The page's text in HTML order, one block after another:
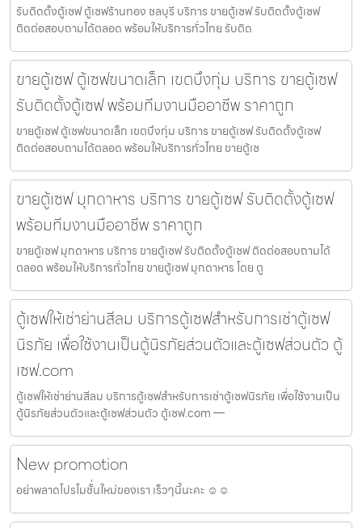
รับติดตั้งตู้เซฟ ตู้เซฟร้านทอง ชลบุรี บริการ ขายตู้เซฟ รับติดตั้งตู้เซฟ
ติดต่อสอบถามได้ตลอด พร้อมให้บริการทั่วไทย รับติด
ขายตู้เซฟ ตู้เซฟขนาดเล็ก เขตบึงกุ่ม บริการ ขายตู้เซฟ
รับติดตั้งตู้เซฟ พร้อมทีมงานมืออาชีพ ราคาถูก
ขายตู้เซฟ ตู้เซฟขนาดเล็ก เขตบึงกุ่ม บริการ ขายตู้เซฟ รับติดตั้งตู้เซฟ
ติดต่อสอบถามได้ตลอด พร้อมให้บริการทั่วไทย ขายตู้เซ
ขายตู้เซฟ มุกดาหาร บริการ ขายตู้เซฟ รับติดตั้งตู้เซฟ
พร้อมทีมงานมืออาชีพ ราคาถูก
ขายตู้เซฟ มุกดาหาร บริการ ขายตู้เซฟ รับติดตั้งตู้เซฟ ติดต่อสอบถามได้
ตลอด พร้อมให้บริการทั่วไทย ขายตู้เซฟ มุกดาหาร โดย ตู
ตู้เซฟให้เช่าย่านสีลม บริการตู้เซฟสำหรับการเช่าตู้เซฟ
นิรภัย เพื่อใช้งานเป็นตู้นิรภัยส่วนตัวและตู้เซฟส่วนตัว ตู้
เซฟ.com
ตู้เซฟให้เช่าย่านสีลม บริการตู้เซฟสำหรับการเช่าตู้เซฟนิรภัย เพื่อใช้งานเป็น
ตู้นิรภัยส่วนตัวและตู้เซฟส่วนตัว ตู้เซฟ.com —
New promotion
อย่าพลาดโปรโมชั้่นใหม่ของเรา เร็วๆนี้นะคะ ☺️☺️